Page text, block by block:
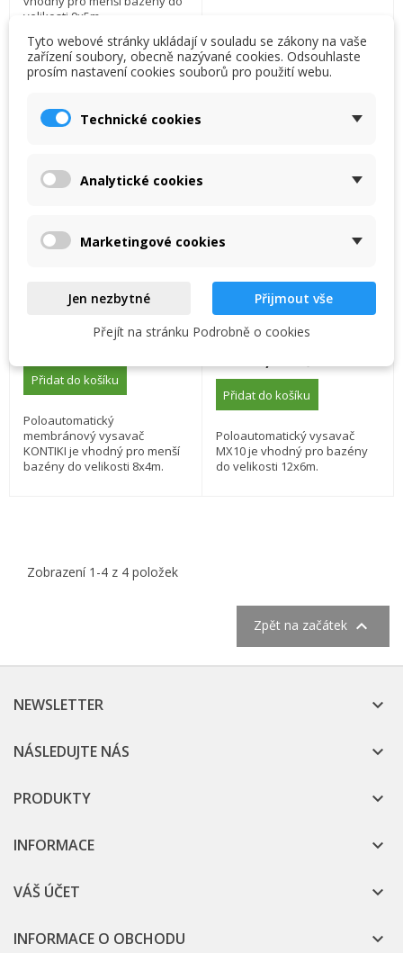
velikosti 9x5m.
Skladem
Přidat do košíku
Poloautomatický
membránový vysavač
KONTIKI je vhodný pro menší
bazény do velikosti 8x4m.
Skladem, dodání do 2
dnů
Přidat do košíku
Poloautomatický vysavač
MX10 je vhodný pro bazény
do velikosti 12x6m.
Zobrazení 1-4 z 4 položek
Zpět na začátek 
NEWSLETTER 
NÁSLEDUJTE NÁS 
PRODUKTY 
INFORMACE 
VÁŠ ÚČET 
INFORMACE O OBCHODU 
add_circle_outline Create new list
((modalTitle)) ×
Zrušit Vytvořit seznam přání
Tyto webové stránky ukládají v souladu se zákony na vaše
zařízení soubory, obecně nazývané cookies. Odsouhlaste
prosím nastavení cookies souborů pro použití webu.
Technické cookies
Analytické cookies
Marketingové cookies
Jen nezbytné
Přijmout vše
Přejít na stránku Podrobně o cookies